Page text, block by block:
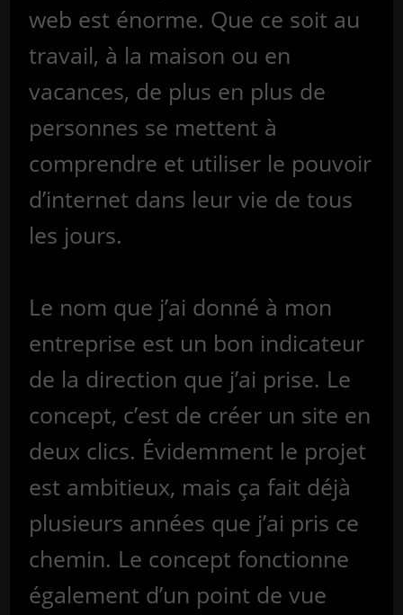
web est énorme. Que ce soit au
travail, à la maison ou en
vacances, de plus en plus de
personnes se mettent à
comprendre et utiliser le pouvoir
d’internet dans leur vie de tous
les jours.
Le nom que j’ai donné à mon
entreprise est un bon indicateur
de la direction que j’ai prise. Le
concept, c’est de créer un site en
deux clics. Évidemment le projet
est ambitieux, mais ça fait déjà
plusieurs années que j’ai pris ce
chemin. Le concept fonctionne
également d’un point de vue